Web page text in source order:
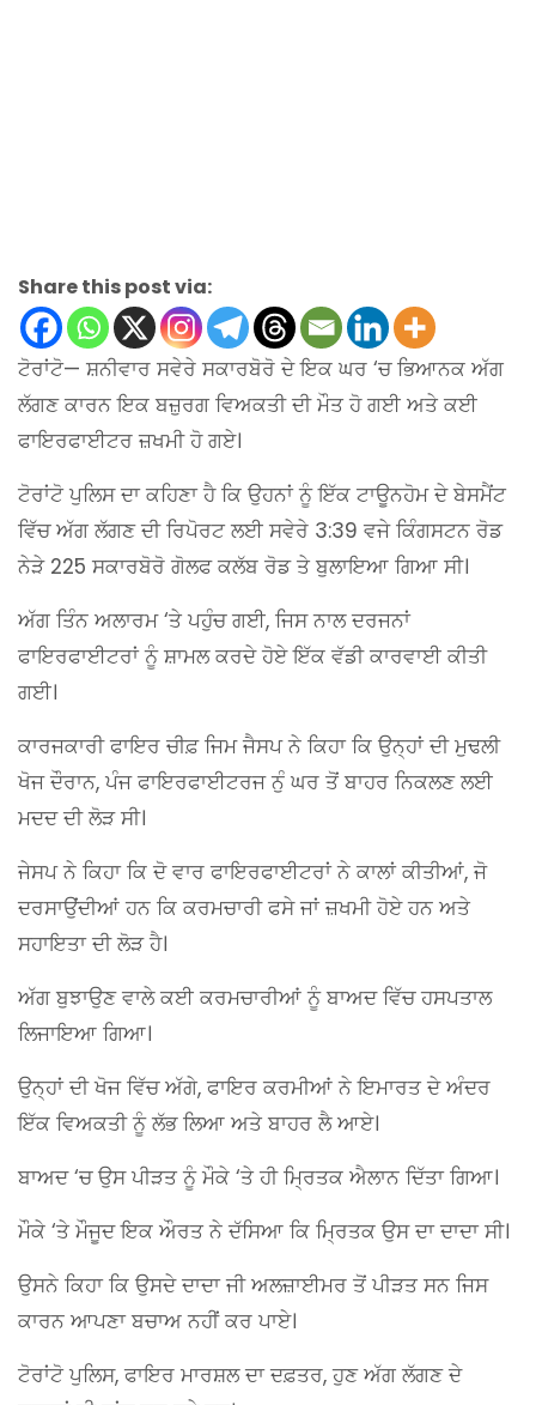
Share this post via:
ਟੋਰਾਂਟੋ— ਸ਼ਨੀਵਾਰ ਸਵੇਰੇ ਸਕਾਰਬੋਰੋ ਦੇ ਇਕ ਘਰ ‘ਚ ਭਿਆਨਕ ਅੱਗ
ਲੱਗਣ ਕਾਰਨ ਇਕ ਬਜ਼ੁਰਗ ਵਿਅਕਤੀ ਦੀ ਮੌਤ ਹੋ ਗਈ ਅਤੇ ਕਈ
ਫਾਇਰਫਾਈਟਰ ਜ਼ਖਮੀ ਹੋ ਗਏ।
ਟੋਰਾਂਟੋ ਪੁਲਿਸ ਦਾ ਕਹਿਣਾ ਹੈ ਕਿ ਉਹਨਾਂ ਨੂੰ ਇੱਕ ਟਾਊਨਹੋਮ ਦੇ ਬੇਸਮੈਂਟ
ਵਿੱਚ ਅੱਗ ਲੱਗਣ ਦੀ ਰਿਪੋਰਟ ਲਈ ਸਵੇਰੇ 3:39 ਵਜੇ ਕਿੰਗਸਟਨ ਰੋਡ
ਨੇੜੇ 225 ਸਕਾਰਬੋਰੋ ਗੋਲਫ ਕਲੱਬ ਰੋਡ ਤੇ ਬੁਲਾਇਆ ਗਿਆ ਸੀ।
ਅੱਗ ਤਿੰਨ ਅਲਾਰਮ ‘ਤੇ ਪਹੁੰਚ ਗਈ, ਜਿਸ ਨਾਲ ਦਰਜਨਾਂ
ਫਾਇਰਫਾਈਟਰਾਂ ਨੂੰ ਸ਼ਾਮਲ ਕਰਦੇ ਹੋਏ ਇੱਕ ਵੱਡੀ ਕਾਰਵਾਈ ਕੀਤੀ
ਗਈ।
ਕਾਰਜਕਾਰੀ ਫਾਇਰ ਚੀਫ਼ ਜਿਮ ਜੈਸਪ ਨੇ ਕਿਹਾ ਕਿ ਉਨ੍ਹਾਂ ਦੀ ਮੁਢਲੀ
ਖੋਜ ਦੌਰਾਨ, ਪੰਜ ਫਾਇਰਫਾਈਟਰਜ ਨੁੰ ਘਰ ਤੋਂ ਬਾਹਰ ਨਿਕਲਣ ਲਈ
ਮਦਦ ਦੀ ਲੋੜ ਸੀ।
ਜੇਸਪ ਨੇ ਕਿਹਾ ਕਿ ਦੋ ਵਾਰ ਫਾਇਰਫਾਈਟਰਾਂ ਨੇ ਕਾਲਾਂ ਕੀਤੀਆਂ, ਜੋ
ਦਰਸਾਉਂਦੀਆਂ ਹਨ ਕਿ ਕਰਮਚਾਰੀ ਫਸੇ ਜਾਂ ਜ਼ਖਮੀ ਹੋਏ ਹਨ ਅਤੇ
ਸਹਾਇਤਾ ਦੀ ਲੋੜ ਹੈ।
ਅੱਗ ਬੁਝਾਉਣ ਵਾਲੇ ਕਈ ਕਰਮਚਾਰੀਆਂ ਨੂੰ ਬਾਅਦ ਵਿੱਚ ਹਸਪਤਾਲ
ਲਿਜਾਇਆ ਗਿਆ।
ਉਨ੍ਹਾਂ ਦੀ ਖੋਜ ਵਿੱਚ ਅੱਗੇ, ਫਾਇਰ ਕਰਮੀਆਂ ਨੇ ਇਮਾਰਤ ਦੇ ਅੰਦਰ
ਇੱਕ ਵਿਅਕਤੀ ਨੂੰ ਲੱਭ ਲਿਆ ਅਤੇ ਬਾਹਰ ਲੈ ਆਏ।
ਬਾਅਦ ‘ਚ ਉਸ ਪੀੜਤ ਨੂੰ ਮੌਕੇ ‘ਤੇ ਹੀ ਮ੍ਰਿਤਕ ਐਲਾਨ ਦਿੱਤਾ ਗਿਆ।
ਮੌਕੇ ‘ਤੇ ਮੌਜੂਦ ਇਕ ਔਰਤ ਨੇ ਦੱਸਿਆ ਕਿ ਮ੍ਰਿਤਕ ਉਸ ਦਾ ਦਾਦਾ ਸੀ।
ਉਸਨੇ ਕਿਹਾ ਕਿ ਉਸਦੇ ਦਾਦਾ ਜੀ ਅਲਜ਼ਾਈਮਰ ਤੋਂ ਪੀੜਤ ਸਨ ਜਿਸ
ਕਾਰਨ ਆਪਣਾ ਬਚਾਅ ਨਹੀਂ ਕਰ ਪਾਏ।
ਟੋਰਾਂਟੋ ਪੁਲਿਸ, ਫਾਇਰ ਮਾਰਸ਼ਲ ਦਾ ਦਫ਼ਤਰ, ਹੁਣ ਅੱਗ ਲੱਗਣ ਦੇ